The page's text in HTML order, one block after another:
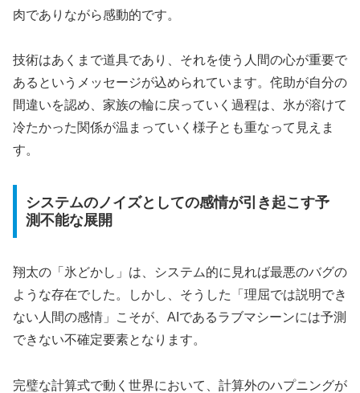
肉でありながら感動的です。
技術はあくまで道具であり、それを使う人間の心が重要で
あるというメッセージが込められています。侘助が自分の
間違いを認め、家族の輪に戻っていく過程は、氷が溶けて
冷たかった関係が温まっていく様子とも重なって見えま
す。
システムのノイズとしての感情が引き起こす予
測不能な展開
翔太の「氷どかし」は、システム的に見れば最悪のバグの
ような存在でした。しかし、そうした「理屈では説明でき
ない人間の感情」こそが、AIであるラブマシーンには予測
できない不確定要素となります。
完璧な計算式で動く世界において、計算外のハプニングが